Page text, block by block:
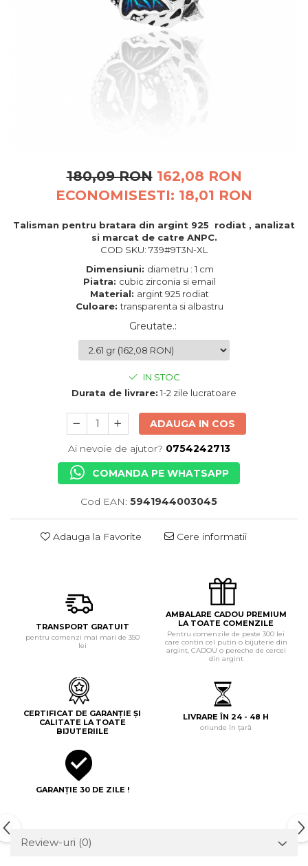
BRATARA TIP ROZARIU
LANTURI TIP ROZARIU
180,09 RON 162,08 RON
ECONOMISESTI: 18,01 RON
Talisman pentru bratara din argint 925 rodiat , analizat
si marcat de catre ANPC.
COD SKU: 739#9T3N-XL
Dimensiuni: diametru : 1 cm
Piatra: cubic zirconia si email
Material: argint 925 rodiat
Culoare:transparenta si albastru
Greutate.:
IN STOC
Durata de livrare: 1-2 zile lucratoare
ADAUGA IN COS
Ai nevoie de ajutor? 0754242713
COMANDA PE WHATSAPP
Cod EAN: 5941944003045
Adauga la Favorite Cere informatii
TRANSPORT GRATUIT
pentru comenzi mai mari de 350
lei
AMBALARE CADOU PREMIUM
LA TOATE COMENZILE
Pentru comenzile de peste 300 lei
care contin cel putin o bijuterie din
argint, CADOU o pereche de cercei
din argint
CERTIFICAT DE GARANȚIE ȘI
CALITATE LA TOATE
BIJUTERIILE
LIVRARE ÎN 24 - 48 H
oriunde în țară
GARANȚIE 30 DE ZILE !
Review-uri (0)